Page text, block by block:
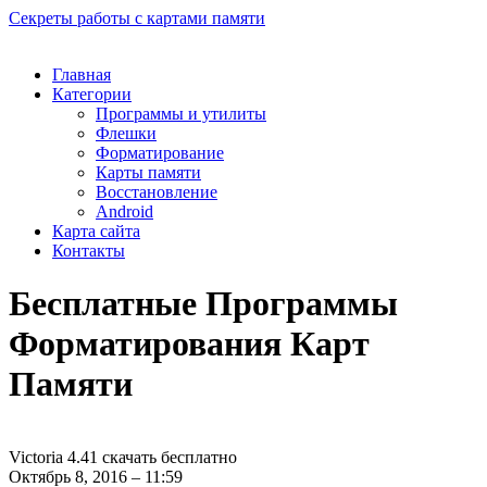
Секреты работы с картами памяти
Главная
Категории
Программы и утилиты
Флешки
Форматирование
Карты памяти
Восстановление
Android
Карта сайта
Контакты
Бесплатные Программы
Форматирования Карт
Памяти
Victoria 4.41 скачать бесплатно
Октябрь 8, 2016 – 11:59